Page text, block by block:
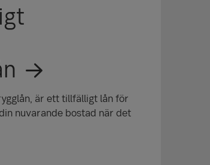
är ett tillfälligt lån för
nuvarande bostad när det